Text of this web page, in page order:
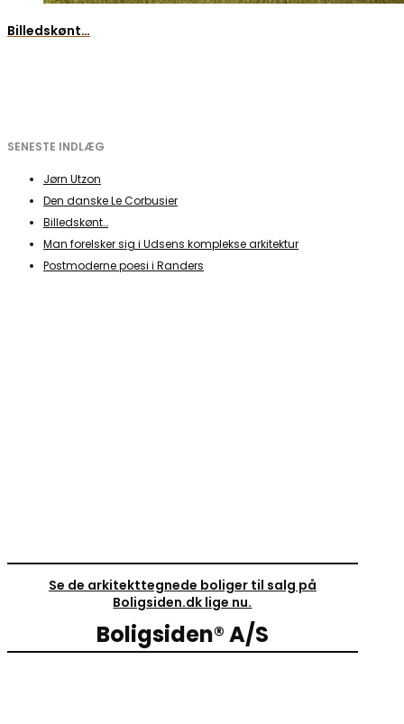
Billedskønt…
SENESTE INDLÆG
Jørn Utzon
Den danske Le Corbusier
Billedskønt…
Man forelsker sig i Udsens komplekse arkitektur
Postmoderne poesi i Randers
Se de arkitekttegnede boliger til salg på
Boligsiden.dk lige nu.
Boligsiden® A/S